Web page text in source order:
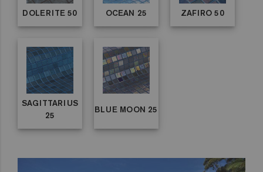
DOLERITE 50 OCEAN 25 ZAFIRO 50
SAGITTARIUS
25
BLUE MOON 25